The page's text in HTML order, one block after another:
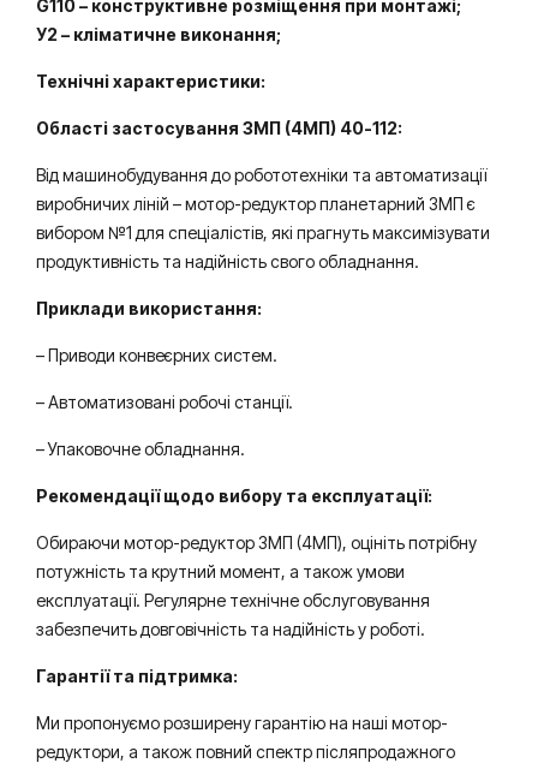
G110 – конструктивне розміщення при монтажі;
У2 – кліматичне виконання;
Технічні характеристики:
Області застосування 3МП (4МП) 40-112:
Від машинобудування до робототехніки та автоматизації
виробничих ліній – мотор-редуктор планетарний 3МП є
вибором №1 для спеціалістів, які прагнуть максимізувати
продуктивність та надійність свого обладнання.
Приклади використання:
– Приводи конвеєрних систем.
– Автоматизовані робочі станції.
– Упаковочне обладнання.
Рекомендації щодо вибору та експлуатації:
Обираючи мотор-редуктор 3МП (4МП), оцініть потрібну
потужність та крутний момент, а також умови
експлуатації. Регулярне технічне обслуговування
забезпечить довговічність та надійність у роботі.
Гарантії та підтримка:
Ми пропонуємо розширену гарантію на наші мотор-
редуктори, а також повний спектр післяпродажного